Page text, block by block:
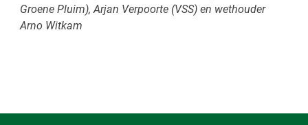
Groene Pluim), Arjan Verpoorte (VSS) en wethouder
Arno Witkam